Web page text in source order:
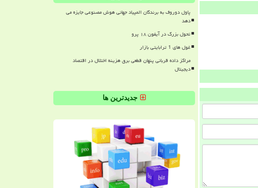
پاول دوروف به برندگان المپیاد جهانی هوش مصنوعی جایزه می
دهد
تحول بزرگ در آیفون ۱۸ پرو
غول های 1 ترابایتی بازار
مراکز داده قربانی پنهان قطعی برق هزینه اختلال در اقتصاد
دیجیتال
جدیدترین ها